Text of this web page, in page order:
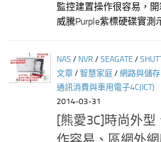
監控建置操作很容易，
威騰Purple紫標硬碟實測
NAS / NVR /SEAGATE /
文章/智慧家庭/網路與儲存
通訊消費與車用電子4C(ICT)
2014-03-31
[熊愛3C]時尚外